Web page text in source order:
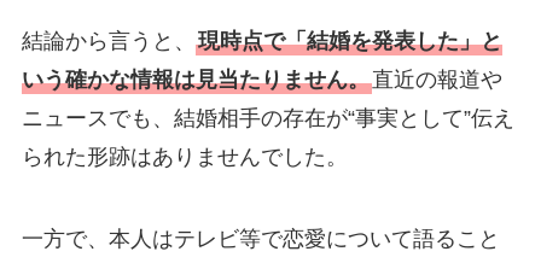
結論から言うと、 現時点で「結婚を発表した」と
いう確かな情報は見当たりません。直近の報道や
ニュースでも、結婚相手の存在が“事実として”伝え
られた形跡はありませんでした。
一方で、本人はテレビ等で恋愛について語ること